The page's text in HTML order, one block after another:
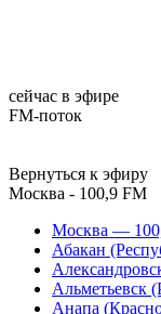
сейчас в эфире
FM-поток
Вернуться к эфиру
Москва - 100,9 FM
Москва —
Абакан
Альметьевск
Анапа